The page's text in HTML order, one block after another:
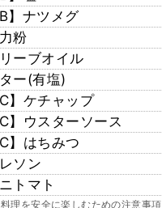
B】ナツメグ
粉
ーブオイル
ー(有塩)
C】ケチャップ
C】ウスターソース
C】はちみつ
ソン
トマト
料理を安全に楽しむための注意事項